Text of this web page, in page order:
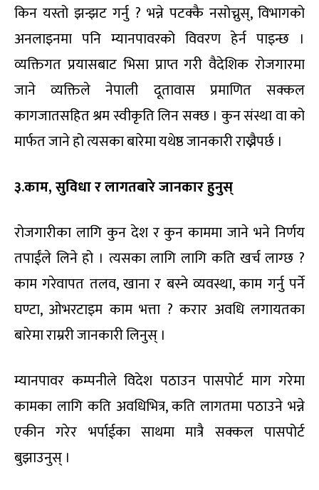
किन यस्तो झन्झट गर्नु ? भन्ने पटक्कै नसोच्नुस्, विभागको
अनलाइनमा पनि म्यानपावरको विवरण हेर्न पाइन्छ ।
व्यक्तिगत प्रयासबाट भिसा प्राप्त गरी वैदेशिक रोजगारमा
जाने व्यक्तिले नेपाली दूतावास प्रमाणित सक्कल
कागजातसहित श्रम स्वीकृति लिन सक्छ । कुन संस्था वा को
मार्फत जाने हो त्यसका बारेमा यथेष्ठ जानकारी राख्नैपर्छ ।
३.काम, सुविधा र लागतबारे जानकार हुनुस्
रोजगारीका लागि कुन देश र कुन काममा जाने भने निर्णय
तपाईंले लिने हो । त्यसका लागि लागि कति खर्च लाग्छ ?
काम गरेवापत तलव, खाना र बस्ने व्यवस्था, काम गर्नु पर्ने
घण्टा, ओभरटाइम काम भत्ता ? करार अवधि लगायतका
बारेमा राम्ररी जानकारी लिनुस् ।
म्यानपावर कम्पनीले विदेश पठाउन पासपोर्ट माग गरेमा
कामका लागि कति अवधिभित्र, कति लागतमा पठाउने भन्ने
एकीन गरेर भर्पाईका साथमा मात्रै सक्कल पासपोर्ट
बुझाउनुस् ।